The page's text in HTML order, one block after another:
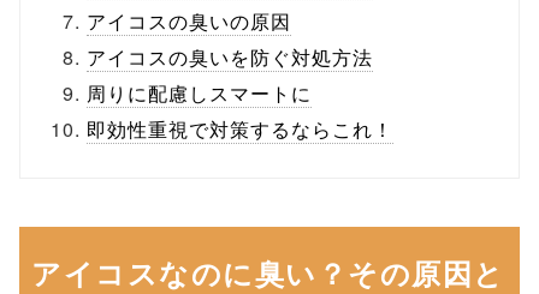
アイコスの臭いの原因
アイコスの臭いを防ぐ対処方法
周りに配慮しスマートに
即効性重視で対策するならこれ！
アイコスなのに臭い？その原因と